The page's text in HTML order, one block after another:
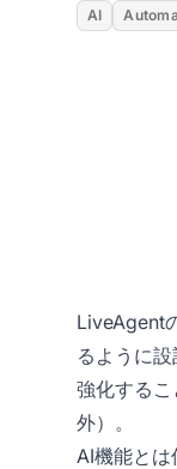
AI
LiveAgent
るように
強化する
外）。
AI機能とは